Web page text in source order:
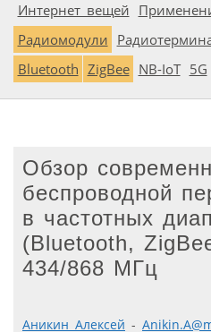
Интернет вещей
Радиомодули
Bluetooth ZigBee NB-IoT 5G
Обзор
беспроводной
в частотных
(Bluetooth,
434/868 МГц
Аникин Алексей -